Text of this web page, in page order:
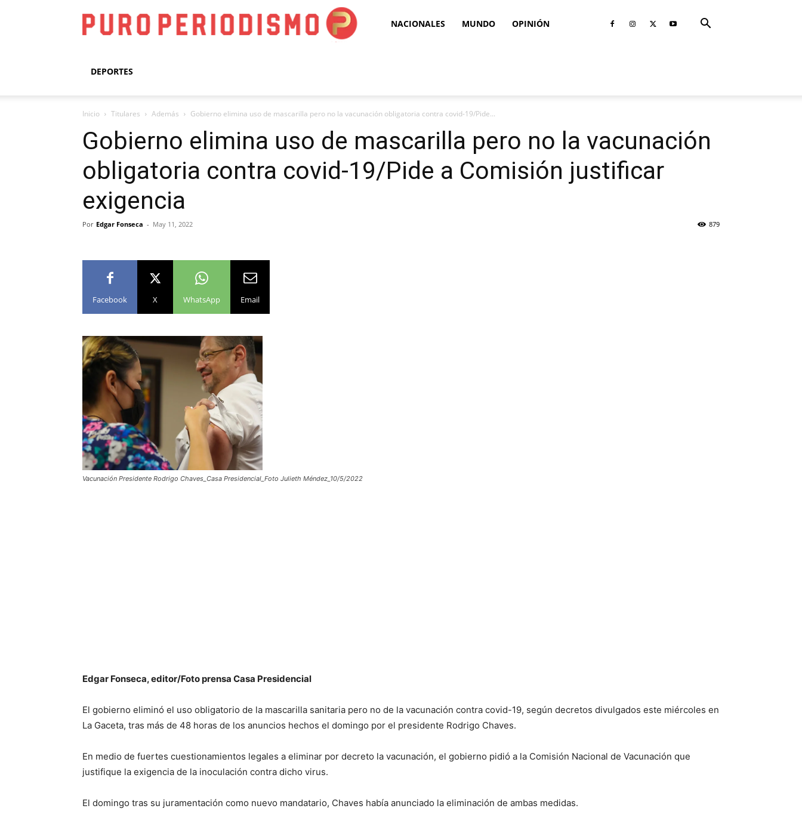
Puro NACIONALES MUNDO OPINIÓN
DEPORTES
Inicio Titulares Además Gobierno elimina uso de mascarilla pero no la vacunación obligatoria contra covid-19/Pide...
Gobierno elimina uso de mascarilla pero no la vacunación
obligatoria contra covid-19/Pide a Comisión justificar
exigencia
Por Edgar Fonseca - May 11, 2022 879
Facebook X WhatsApp Email
Vacunación Presidente Rodrigo Chaves_Casa Presidencial_Foto Julieth Méndez_10/5/2022
Edgar Fonseca, editor/Foto prensa Casa Presidencial
El gobierno eliminó el uso obligatorio de la mascarilla sanitaria pero no de la vacunación contra covid-19, según decretos divulgados este miércoles en
La Gaceta, tras más de 48 horas de los anuncios hechos el domingo por el presidente Rodrigo Chaves.
En medio de fuertes cuestionamientos legales a eliminar por decreto la vacunación, el gobierno pidió a la Comisión Nacional de Vacunación que
justifique la exigencia de la inoculación contra dicho virus.
El domingo tras su juramentación como nuevo mandatario, Chaves había anunciado la eliminación de ambas medidas.